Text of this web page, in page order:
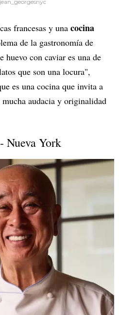
francesas y una cocina
de la gastronomía de
huevo con caviar es una de
que son una locura",
es una cocina que invita a
audacia y originalidad
Nueva York